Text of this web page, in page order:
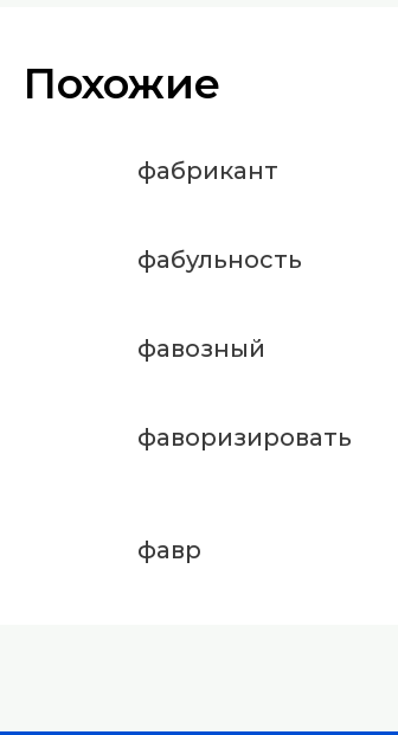
Похожие
фабрикант
фабульность
фавозный
фаворизировать
фавр